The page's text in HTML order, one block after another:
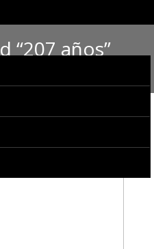
“207 años”